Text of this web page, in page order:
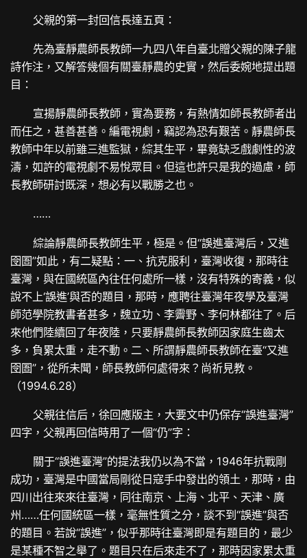
父親的第一封回信長達五頁：
先為臺靜農師長教師一九四八年自臺北贈父親的陳子龍
詩作注，又解答幾個有關臺靜農的史實，然后委婉地提出題
目：
宣揚靜農師長教師，實為要務，有熱情如師長教師者出
而任之，甚善甚善。編電視劇，竊認為恐有艱苦。靜農師長
教師中年以前雖三進監獄，綜其生平，畢竟缺乏戲劇性的波
濤，如許的電視劇不易悅眾目。但這也許只是我的過慮，師
長教師研討既深，想必有以戰勝之也。
……
綜論靜農師長教師生平，極是。但“誤進臺灣后，又進
囹圄”如此，有二疑點：一、抗克服利，臺灣收復，那時往
臺灣，與在國統區內往任何處所一樣，沒有特殊的寄義，似
說不上‘誤進’與否的題目，那時，應聘往臺灣年夜學及臺灣
師范學院教書者甚多，魏立功、李霽野、李何林都往了。后
來他們陸續回了年夜陸，只要靜農師長教師因家庭生齒太
多，負累太重，走不動。二、所謂靜農師長教師在臺“又進
囹圄”，從所未聞，師長教師何處得來？尚祈見教。
（1994.6.28）
父親往信后，徐回應版主，大要文中仍保存“誤進臺灣”
四字，父親再回信時用了一個“仍”字：
關于“誤進臺灣”的提法我仍以為不當，1946年抗戰剛
成功，臺灣是中國當局剛從日寇手中發出的領土，那時，由
四川出往來來往臺灣，同往南京、上海、北平、天津、廣
州……任何國統區一樣，毫無性質之分，談不到“誤進”與否
的題目。若說“誤進”，似乎那時往臺灣即是有題目的，最少
是某種不智之舉了。題目只在后來走不了，那時因家累太重